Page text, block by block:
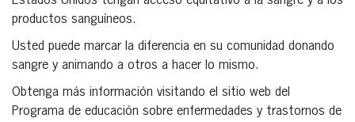
productos sanguíneos.
Usted puede marcar la diferencia en su comunidad donando
sangre y animando a otros a hacer lo mismo.
Obtenga más información visitando el sitio web del
Programa de educación sobre enfermedades y trastornos de